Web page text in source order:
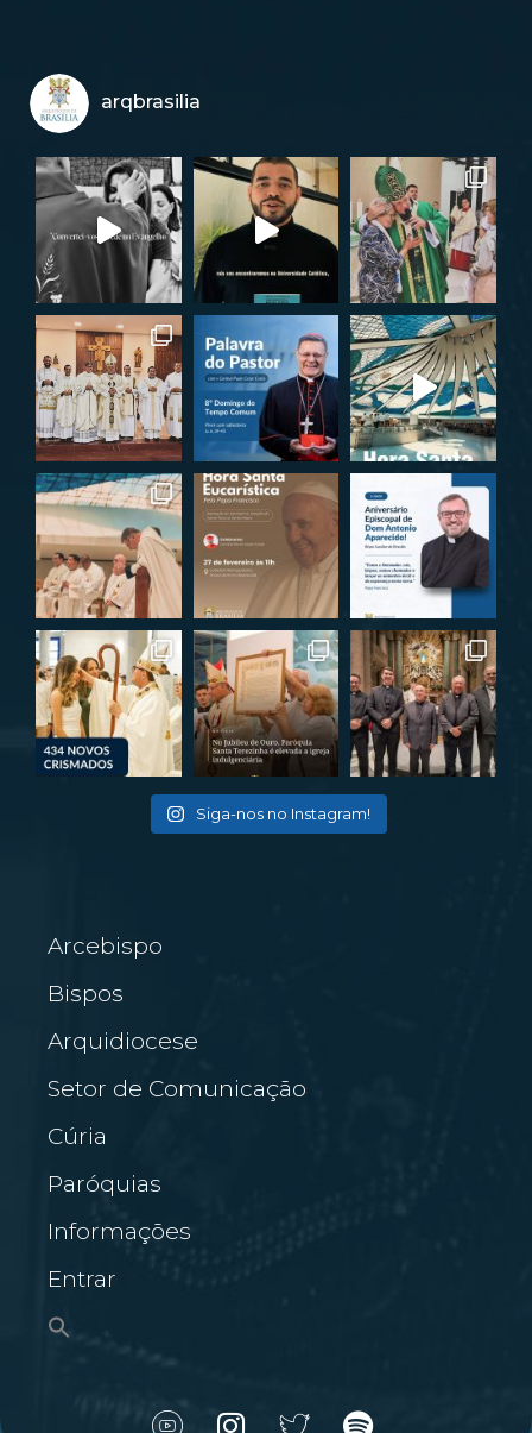
arqbrasilia
Siga-nos no Instagram!
Arcebispo
Bispos
Arquidiocese
Setor de Comunicação
Cúria
Paróquias
Informações
Entrar